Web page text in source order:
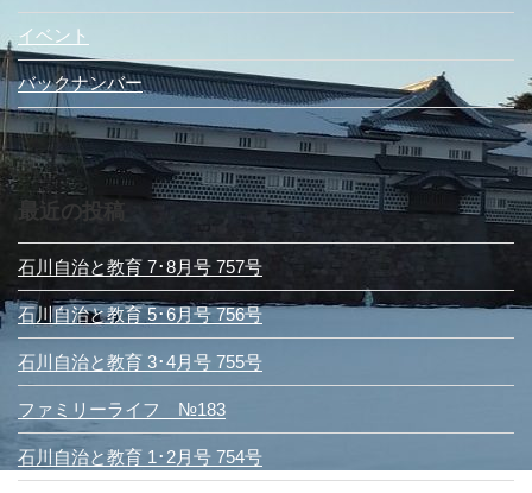
イベント
バックナンバー
最近の投稿
石川自治と教育 7･8月号 757号
石川自治と教育 5･6月号 756号
石川自治と教育 3･4月号 755号
ファミリーライフ №183
石川自治と教育 1･2月号 754号